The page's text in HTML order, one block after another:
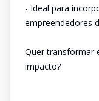
- Ideal para
empreendedores
Quer transformar
impacto?